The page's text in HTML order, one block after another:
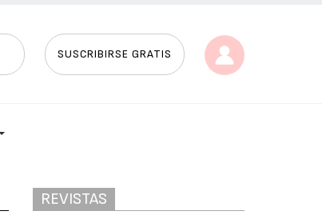
SUSCRIBIRSE GRATIS
REVISTAS